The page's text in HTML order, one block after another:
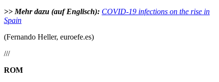
>> Mehr dazu (auf Englisch): COVID-19 infections on the rise in
Spain
(Fernando Heller, euroefe.es)
///
ROM